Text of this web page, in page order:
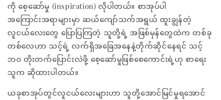
ကို စေ့ဆော်မှု (inspiration) လိုပါတယ်။ စာအုပ်ပါ
အကြောင်းအရာများမှာ ဆယ်ကျော်သက်အရွယ် ထူးချွန်တဲ့
လူငယ်လေးတွေ ပြောပြကြတဲ့ သူတို့ရဲ့ အဖြစ်မှန်တွေထဲက တစ်ခု
တစ်လေဟာ သင့်ရဲ့ လက်ရှိအခြေအနေနဲ့တိုက်ဆိုင်နေရင် သင့်
ဘ၀ တိုးတက်ပြောင်းလဲဖို့ စေ့ဆော်မှုဖြစ်စေကောင်းရဲ့ဟု စာရေး
သူက ဆိုထားပါတယ်။
ယခုစာအုပ်တွင်လူငယ်လေးများဟာ သူတို့အောင်မြင်မှုရအောင်